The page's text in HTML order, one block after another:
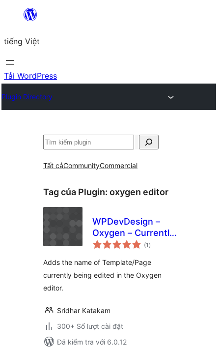
Chuyển
phần
nội
dung
tiếng Việt
Tải WordPress
Plugin Directory
Tìm
Tất cảCommunityCommercial
Tag của Plugin: oxygen editor
WPDevDesign –
Oxygen – Currently
Editing
(1 tổng
đánh
)
Adds the name of Template/Page
currently being edited in the Oxygen
editor.
Sridhar Katakam
300+ Số lượt cài đặt
Đã kiểm tra với 6.0.12